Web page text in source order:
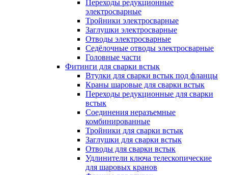
Переходы редукционные
электросварные
Тройники электросварные
Заглушки электросварные
Отводы электросварные
Седёлочные отводы электросварные
Головные части
Фитинги для сварки встык
Втулки для сварки встык под фланцы
Краны шаровые для сварки встык
Переходы редукционные для сварки
встык
Соединения неразъемные
комбинированные
Тройники для сварки встык
Заглушки для сварки встык
Отводы для сварки встык
Удлинители ключа телескопические
для шаровых кранов